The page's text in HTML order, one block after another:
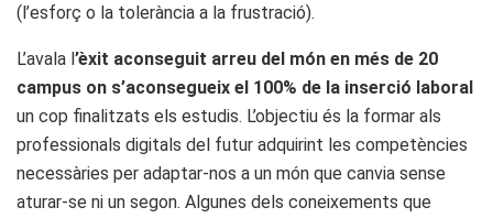
(l’esforç o la tolerància a la frustració).
L’avala l’èxit aconseguit arreu del món en més de 20
campus on s’aconsegueix el 100% de la inserció laboral
un cop finalitzats els estudis. L’objectiu és la formar als
professionals digitals del futur adquirint les competències
necessàries per adaptar-nos a un món que canvia sense
aturar-se ni un segon. Algunes dels coneixements que